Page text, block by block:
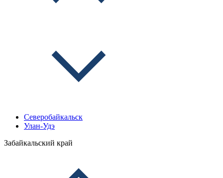
Северобайкальск
Улан-Удэ
Забайкальский край